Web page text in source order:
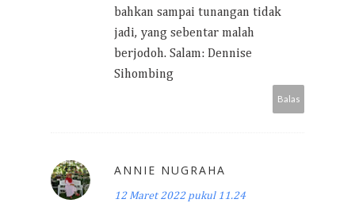
bahkan sampai tunangan tidak
jadi, yang sebentar malah
berjodoh. Salam: Dennise
Sihombing
Balas
ANNIE NUGRAHA
12 Maret 2022 pukul 11.24